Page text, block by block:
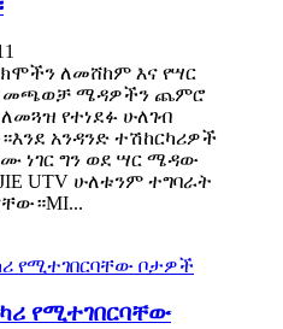
ለመሸከም እና የሣር
መጫወቻ ሜዳዎችን ጨምሮ
የተነደፉ ሁለገብ
አንዳንድ ተሽከርካሪዎች
ነገር ግን ወደ ሣር ሜዳው
UTV ሁለቱንም ተግባራት
የሚተገበርባቸው